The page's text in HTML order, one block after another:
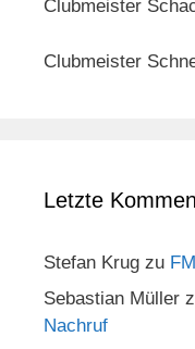
Clubmeister
Clubmeister
Letzte
Stefan Krug zu
Sebastian Müller
Nachruf